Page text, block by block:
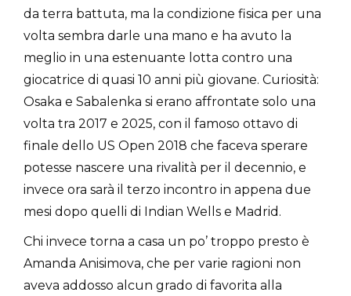
da terra battuta, ma la condizione fisica per una
volta sembra darle una mano e ha avuto la
meglio in una estenuante lotta contro una
giocatrice di quasi 10 anni più giovane. Curiosità:
Osaka e Sabalenka si erano affrontate solo una
volta tra 2017 e 2025, con il famoso ottavo di
finale dello US Open 2018 che faceva sperare
potesse nascere una rivalità per il decennio, e
invece ora sarà il terzo incontro in appena due
mesi dopo quelli di Indian Wells e Madrid.
Chi invece torna a casa un po’ troppo presto è
Amanda Anisimova, che per varie ragioni non
aveva addosso alcun grado di favorita alla